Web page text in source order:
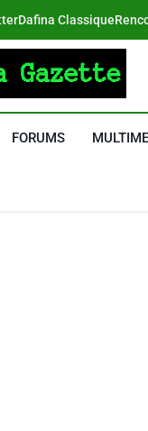
Dafina Classique
FORUMS